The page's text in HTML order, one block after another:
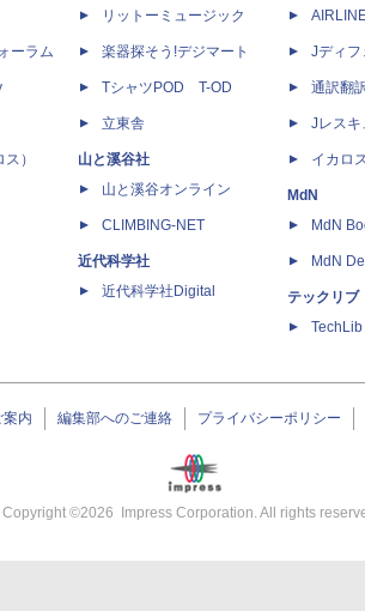
ーラム
）
リットーミュージック
楽器探そう!デジマート
TシャツPOD T-OD
立東舎
山と溪谷社
山と溪谷オンライン
CLIMBING-NET
近代科学社
近代科学社Digital
Jディフ
通訳翻
Jレス
イカロ
MdN
MdN
MdN
テックリブ
TechLib
案内 編集部へのご連絡 プライバシーポリシー
Copyright ©2026 Impress Corporation. All rights